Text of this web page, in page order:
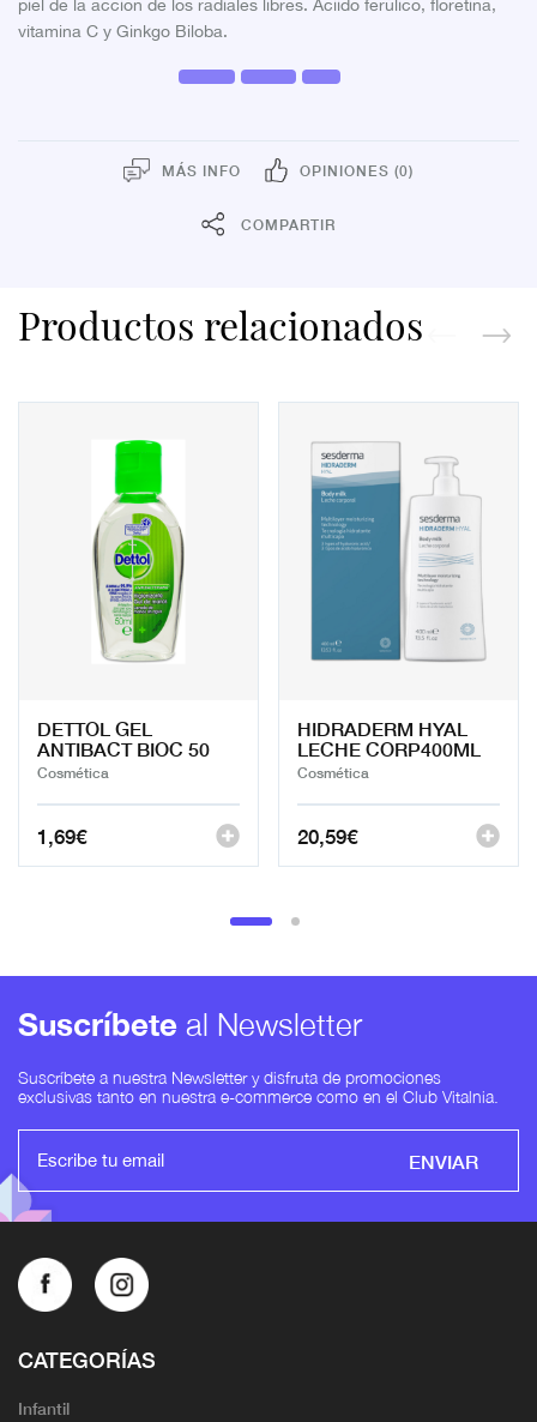
piel de la acción de los radiales libres. Áciido ferúlico, floretina,
vitamina C y Ginkgo Biloba.
MÁS INFO OPINIONES (0)
COMPARTIR
Productos relacionados
DETTOL GEL
ANTIBACT BIOC 50
Cosmética
1,69€
HIDRADERM HYAL
LECHE CORP400ML
Cosmética
20,59€
Suscríbete al Newsletter
Suscríbete a nuestra Newsletter y disfruta de promociones
exclusivas tanto en nuestra e-commerce como en el Club Vitalnia.
ENVIAR
CATEGORÍAS
Infantil